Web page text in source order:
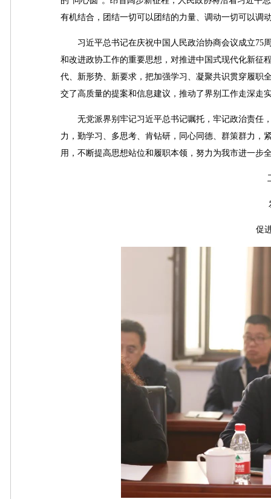
有机结合，团结一切可以团结的力量、调动一切可以调
习近平总书记在庆祝中国人民政治协商会议成立75周
和改进政协工作的重要思想，对推进中国式现代化新征
代、新形势、新要求，把加强学习、凝聚共识贯穿履职
交了高质量的提案和信息建议，推动了界别工作走深走
无党派界别牢记习近平总书记嘱托，牢记政治责任
力，勤学习、多思考、肯钻研，同心同德、群策群力，
用，不断提高思想站位和履职本领，努力为我市进一步
促